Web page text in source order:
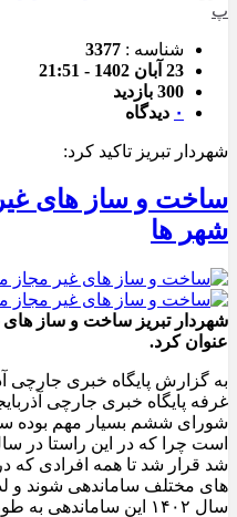
پ
شناسه : 3377
23 آبان 1402 - 21:51
300 بازدید
۰ دیدگاه
شهردار تبریز تاکید کرد:
ساخت و ساز های
شهر ها
شهردار تبریز ساخت و ساز
عنوان کرد.
به گزارش پایگاه خبری جارچی
غرفه پایگاه خبری جارچی
شورای ششم بسیار مهم بوده
است چرا که در این راستا در
شد قرار شد تا همه افرادی که
های مختلف ساماندهی شوند و
سال ۱۴۰۲ این ساماندهی به طور کامل تکمیل شود.